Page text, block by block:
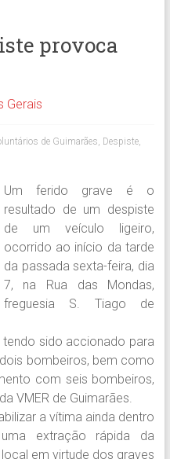
provoca
Gerais
de Guimarães, Despiste,
Um ferido grave é o
resultado de um despiste
de um veículo ligeiro,
ocorrido ao início da tarde
da passada sexta-feira, dia
7, na Rua das Mondas,
freguesia S. Tiago de
sido accionado para
bombeiros, bem como
com seis bombeiros,
VMER de Guimarães.
a vítima ainda dentro
extração rápida da
em virtude dos graves